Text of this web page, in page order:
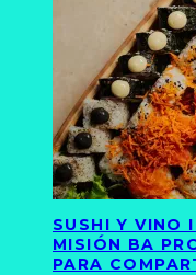
SUSHI Y VINO
MISIÓN BA
PARA